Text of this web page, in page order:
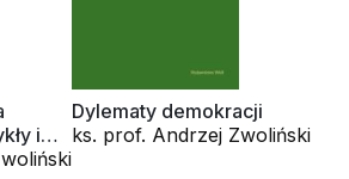
i
Dylematy demokracji
ks. prof. Andrzej Zwoliński